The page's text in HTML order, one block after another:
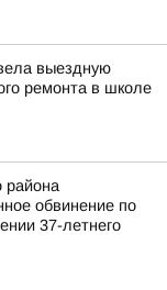
выездную
ремонта в школе
района
обвинение по
37-летнего